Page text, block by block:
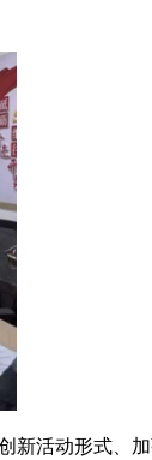
新活动形式、